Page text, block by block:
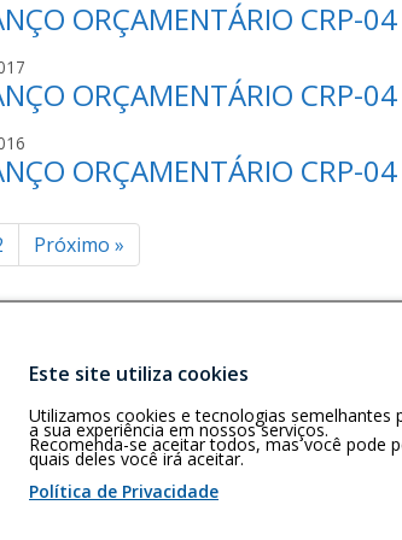
O
I
O
O
B
R
I
H
O
S
S
S
O
B
R
I
H
O
ORÇAMENTÁRIO CRP-
J
S
S
S
O
B
R
H
ORÇAMENTÁRIO CRP-
J
S
S
S
O
B
R
H
O
ORÇAMENTÁRIO CRP-
Próximo »
– MG –
Este site utiliza cookies
Utilizamos cookies e tecnologias semelhantes
a sua experiência em nossos serviços.
Recomenda-se aceitar todos, mas você pode
quais deles você irá aceitar.
Política de Privacidade